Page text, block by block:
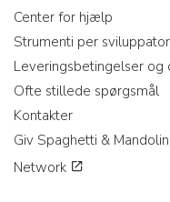
Center for hjælp
Strumenti per
Leveringsbetingelser og
Ofte stillede spørgsmål
Kontakter
Giv Spaghetti &
Network